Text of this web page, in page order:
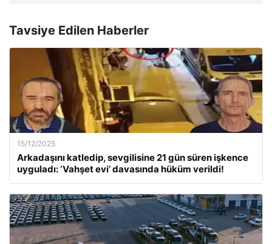
Tavsiye Edilen Haberler
15/12/2025
Arkadaşını katledip, sevgilisine 21 gün süren işkence
uyguladı: ‘Vahşet evi’ davasında hüküm verildi!